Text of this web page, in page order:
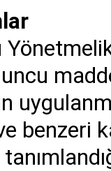
benzeri